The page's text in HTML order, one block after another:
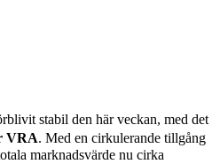
stabil den här veckan, med det
VRA. Med en cirkulerande tillgång
marknadsvärde nu cirka